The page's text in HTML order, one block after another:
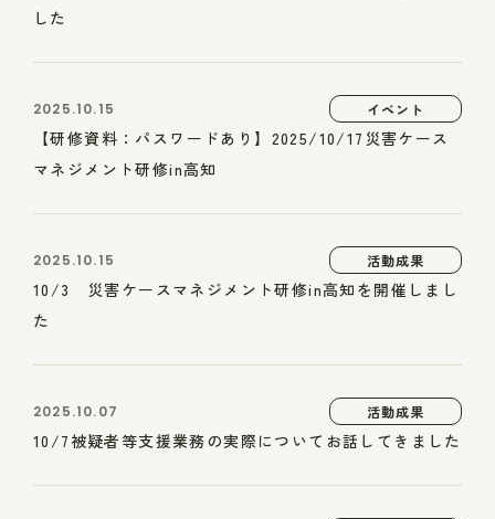
した
2025.10.15 イベント
【研修資料：パスワードあり】2025/10/17災害ケース
マネジメント研修in高知
2025.10.15 活動成果
10/3 災害ケースマネジメント研修in高知を開催しまし
た
2025.10.07 活動成果
10/7被疑者等支援業務の実際についてお話してきました